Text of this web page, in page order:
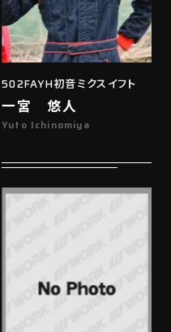
502FAYH初音ミクスイフト
一宮 悠人
Yuto Ichinomiya